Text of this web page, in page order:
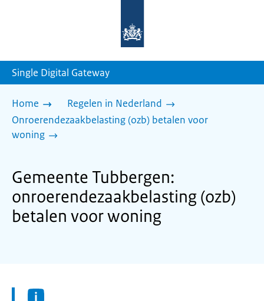
homepage
Single Digital Gateway
Home
Regelen in Nederland
Onroerendezaakbelasting (ozb) betalen voor
woning
Gemeente Tubbergen:
onroerendezaakbelasting (ozb)
betalen voor woning